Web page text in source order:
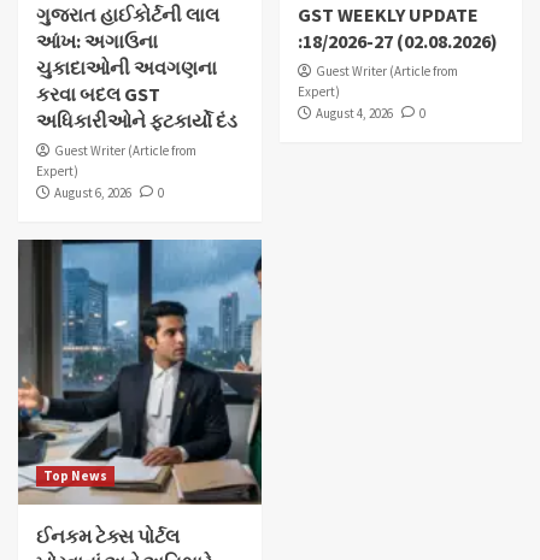
ગુજરાત હાઈકોર્ટની લાલ
આંખ: અગાઉના
ચુકાદાઓની અવગણના
કરવા બદલ GST
અધિકારીઓને ફટકાર્યો દંડ
Guest Writer (Article from
Expert)
August 6, 2026
0
GST WEEKLY UPDATE
:18/2026-27 (02.08.2026)
Guest Writer (Article from
Expert)
August 4, 2026
0
Top News
ઈનકમ ટેક્સ પોર્ટલ